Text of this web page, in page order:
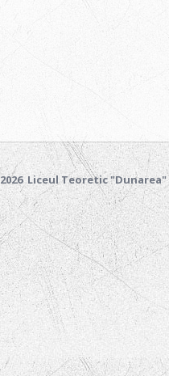
2026 Liceul Teoretic